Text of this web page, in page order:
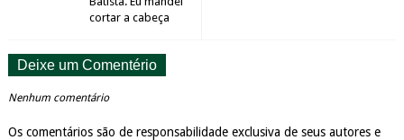
cortar a cabeça
Deixe um Comentério
Nenhum comentário
Os comentários são de responsabilidade exclusiva de seus autores e